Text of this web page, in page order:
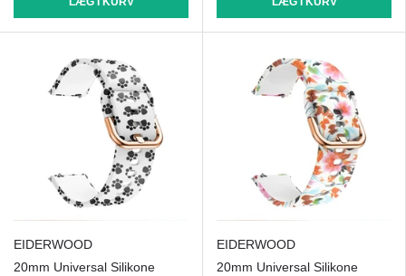
EIDERWOOD
20mm Universal Silikone
EIDERWOOD
20mm Universal Silikone